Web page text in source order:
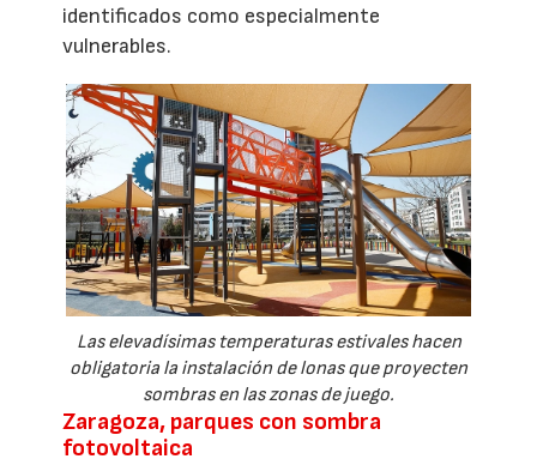
identificados como especialmente
vulnerables.
Las elevadísimas temperaturas estivales hacen
obligatoria la instalación de lonas que proyecten
sombras en las zonas de juego.
Zaragoza, parques con sombra
fotovoltaica